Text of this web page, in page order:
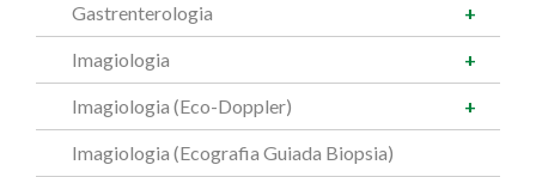
Gastrenterologia
Imagiologia
Imagiologia (Eco-Doppler)
Imagiologia (Ecografia Guiada Biopsia)